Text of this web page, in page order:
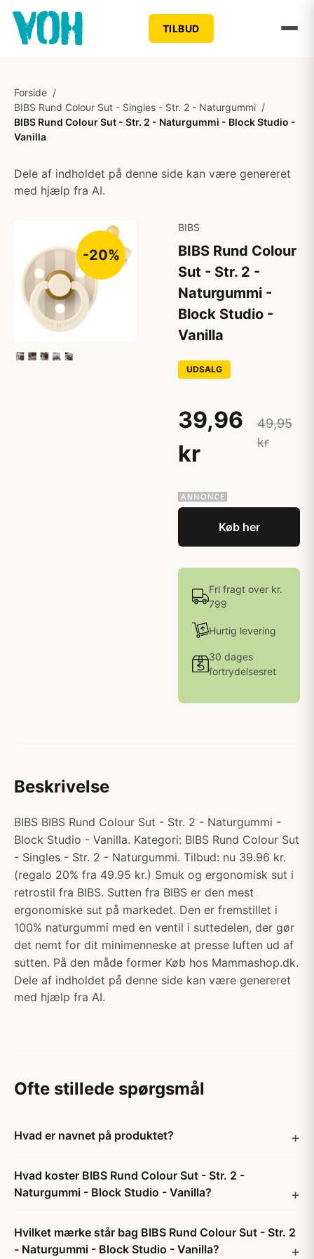
TILBUD
Forside /
BIBS Rund Colour Sut - Singles - Str. 2 - Naturgummi /
BIBS Rund Colour Sut - Str. 2 - Naturgummi - Block Studio -
Vanilla
Dele af indholdet på denne side kan være genereret
med hjælp fra AI.
-20%
BIBS
BIBS Rund Colour
Sut - Str. 2 -
Naturgummi -
Block Studio -
Vanilla
UDSALG
39,96
kr
49,95
kr
Køb her
Fri fragt over kr.
799
Hurtig levering
30 dages
fortrydelsesret
Beskrivelse
BIBS BIBS Rund Colour Sut - Str. 2 - Naturgummi -
Block Studio - Vanilla. Kategori: BIBS Rund Colour Sut
- Singles - Str. 2 - Naturgummi. Tilbud: nu 39.96 kr.
(regalo 20% fra 49.95 kr.) Smuk og ergonomisk sut i
retrostil fra BIBS. Sutten fra BIBS er den mest
ergonomiske sut på markedet. Den er fremstillet i
100% naturgummi med en ventil i suttedelen, der gør
det nemt for dit minimenneske at presse luften ud af
sutten. På den måde former Køb hos Mammashop.dk.
Dele af indholdet på denne side kan være genereret
med hjælp fra AI.
Ofte stillede spørgsmål
Hvad er navnet på produktet?
Hvad koster BIBS Rund Colour Sut - Str. 2 -
Naturgummi - Block Studio - Vanilla?
Hvilket mærke står bag BIBS Rund Colour Sut - Str. 2
- Naturgummi - Block Studio - Vanilla?